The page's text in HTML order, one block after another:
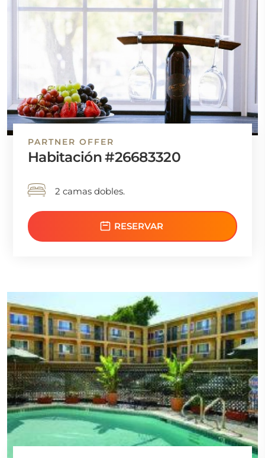
PARTNER OFFER
Habitación #26683320
2 camas dobles.
RESERVAR